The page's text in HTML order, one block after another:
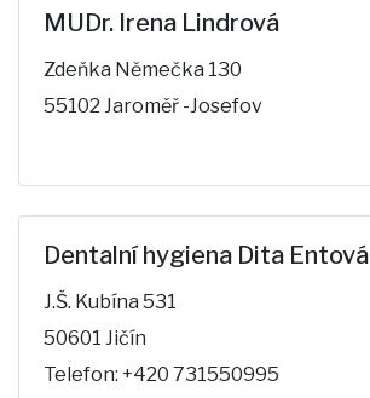
MUDr. Irena Lindrová
Zdeňka Němečka 130
55102 Jaroměř -Josefov
Dentalní hygiena Dita Entová
J.Š. Kubína 531
50601 Jičín
Telefon: +420 731550995